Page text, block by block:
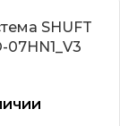
SHUFT
07HN1_V3